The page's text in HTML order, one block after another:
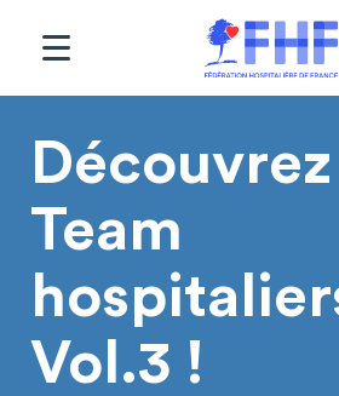
Page
Team
Vol.3 !
Panneau de gestion des cookies